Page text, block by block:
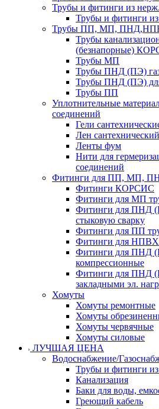
Трубы и фитинги из
Трубы и фитинги
Трубы ПП, МП,
Трубы
(безнапорные)
Трубы МП
Трубы ПНД (ПЭ)
Трубы ПНД (ПЭ)
Трубы ПП
Уплотнительные
соединений
Гели
Лен сантехнический
Ленты фум
Нити для
соединений
Фитинги для ПП, МП,
Фитинги КОРСИС
Фитинги для МП
Фитинги для ПНД
стыковую сварку
Фитинги для ПП
Фитинги для НПВХ
Фитинги для ПНД
компрессионные
Фитинги для ПНД
закладными эл.
Хомуты
Хомуты ремонтные
Хомуты
Хомуты червячные
Хомуты силовые
ЛУЧШАЯ ЦЕНА
Водоснабжение/
Трубы и фитинги
Канализация
Баки для воды,
Греющий кабель